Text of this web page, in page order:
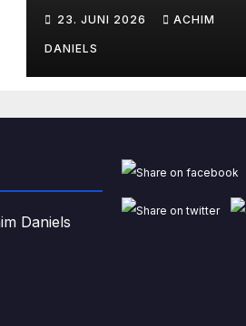
Verbrennermotor
23. JUNI 2026 ACHIM
DANIELS
Daniels